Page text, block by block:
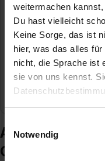
weitermachen
Du hast vielleicht
Keine Sorge, das ist
hier, was das alles
nicht, die Sprache ist
sie von uns kennst.
Notwendig
E-Mail anzeigen
Gründungsjahr
Mitarbeiter
Branche
Ausbildung bei
GmbH